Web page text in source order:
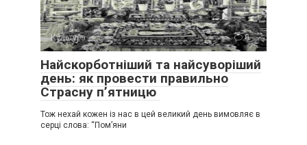
Культура 0
Найскорботніший та найсуворіший
день: як провести правильно
Страсну п’ятницю
Тож нехай кожен із нас в цей великий день вимовляє в
серці слова: “Пом’яни